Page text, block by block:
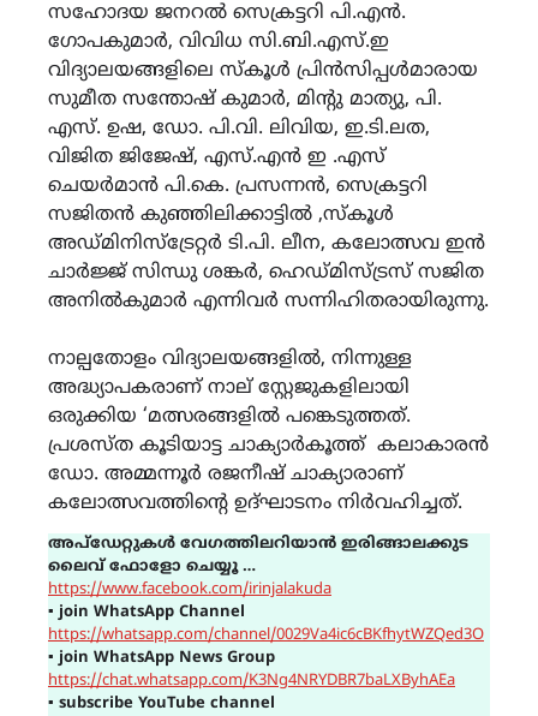
സഹോദയ ജനറൽ സെക്രട്ടറി പി.എൻ.
ഗോപകുമാർ, വിവിധ സി.ബി.എസ്.ഇ
വിദ്യാലയങ്ങളിലെ സ്കൂൾ പ്രിൻസിപ്പൾമാരായ
സുമീത സന്തോഷ് കുമാർ, മിൻ്റു മാത്യു, പി.
എസ്. ഉഷ, ഡോ. പി.വി. ലിവിയ, ഇ.ടി.ലത,
വിജിത ജിജേഷ്, എസ്.എൻ ഇ .എസ്
ചെയർമാൻ പി.കെ. പ്രസന്നൻ, സെക്രട്ടറി
സജിതൻ കുഞ്ഞിലിക്കാട്ടിൽ ,സ്കൂൾ
അഡ്മിനിസ്ട്രേറ്റർ ടി.പി. ലീന, കലോത്സവ ഇൻ
ചാർജ്ജ് സിന്ധു ശങ്കർ, ഹെഡ്മിസ്ട്രസ് സജിത
അനിൽകുമാർ എന്നിവർ സന്നിഹിതരായിരുന്നു.
നാല്പതോളം വിദ്യാലയങ്ങളിൽ, നിന്നുള്ള
അദ്ധ്യാപകരാണ് നാല് സ്റ്റേജുകളിലായി
ഒരുക്കിയ ‘മത്സരങ്ങളിൽ പങ്കെടുത്തത്.
പ്രശസ്ത കൂടിയാട്ട ചാക്യാർകൂത്ത് കലാകാരൻ
ഡോ. അമ്മന്നൂർ രജനീഷ് ചാക്യാരാണ്
കലോത്സവത്തിന്റെ ഉദ്ഘാടനം നിർവഹിച്ചത്.
അപ്ഡേറ്റുകൾ വേഗത്തിലറിയാൻ ഇരിങ്ങാലക്കുട
ലൈവ് ഫോളോ ചെയ്യൂ …
https://www.facebook.com/irinjalakuda
▪join WhatsApp Channel
https://whatsapp.com/channel/0029Va4ic6cBKfhytWZQed3O
▪join WhatsApp News Group
https://chat.whatsapp.com/K3Ng4NRYDBR7baLXByhAEa
▪ subscribe YouTube channel